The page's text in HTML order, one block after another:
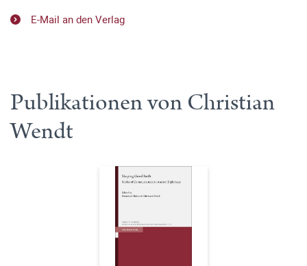
E-Mail an den Verlag
Publikationen von Christian
Wendt